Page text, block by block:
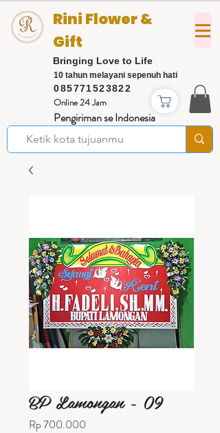
085771523822
Rini Flower &
Gift
Bringing Love to Life
Online 24 Jam
Pengiriman se Indonesia
10 tahun melayani sepenuh hati
BP Lamongan - 09
Rp 700.000